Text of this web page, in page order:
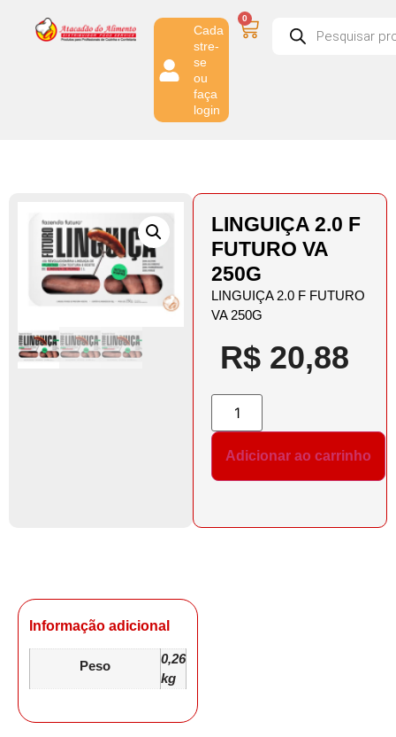
Cada
stre-
se
ou
faça
login
0
LINGUIÇA 2.0 F
FUTURO VA
250G
LINGUIÇA 2.0 F FUTURO
VA 250G
R$ 20,88
Adicionar ao carrinho
Informação adicional
Peso
0,26
kg